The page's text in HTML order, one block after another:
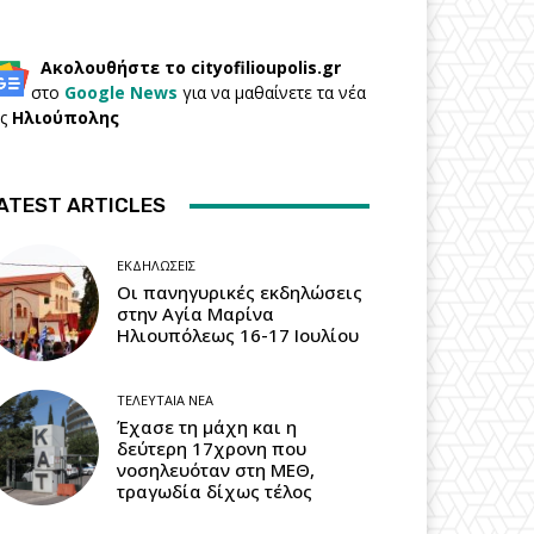
Ακολουθήστε το cityofilioupolis.gr
στο Google News για να μαθαίνετε τα νέα
Ηλιούπολης
ARTICLES
ΕΚΔΗΛΏΣΕΙΣ
Οι πανηγυρικές εκδηλώσεις
στην Αγία Μαρίνα
Ηλιουπόλεως 16-17 Ιουλίου
ΤΕΛΕΥΤΑΊΑ ΝΈΑ
Έχασε τη μάχη και η
δεύτερη 17χρονη που
νοσηλευόταν στη ΜΕΘ,
τραγωδία δίχως τέλος